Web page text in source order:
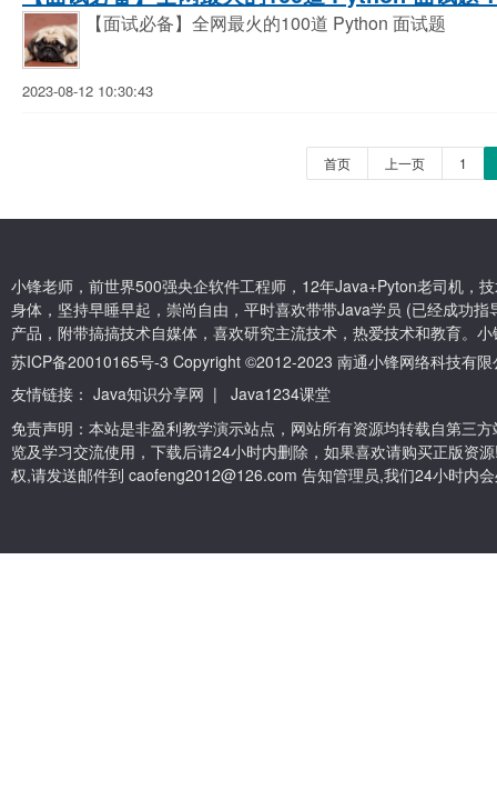
【面试必备】全网最火的100道 Python 面试题
2023-08-12 10:30:43
首页 上一页 1
小锋老师，前世界500强央企软件工程师，12年Java+Pyton老司机，
身体，坚持早睡早起，崇尚自由，平时喜欢带带Java学员 (已经成功
产品，附带搞搞技术自媒体，喜欢研究主流技术，热爱技术和教育。
苏ICP备20010165号-3 Copyright ©2012-2023 南通小锋网络科技有限
友情链接： Java知识分享网 |
Java1234课堂
免责声明：本站是非盈利教学演示站点，网站所有资源均转载自第三
览及学习交流使用，下载后请24小时内删除，如果喜欢请购买正版资
权,请发送邮件到 caofeng2012@126.com 告知管理员,我们24小时内